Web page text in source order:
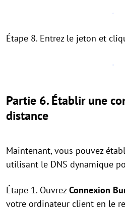
Étape 8. Entrez le jeton et
Partie 6. Établir une
distance
Maintenant, vous pouvez
utilisant le DNS dynamique
Étape 1. OuvrezConnexion
votre ordinateur client en le